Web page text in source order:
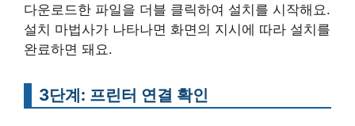
다운로드한 파일을 더블 클릭하여 설치를 시작해요.
설치 마법사가 나타나면 화면의 지시에 따라 설치를
완료하면 돼요.
3단계: 프린터 연결 확인